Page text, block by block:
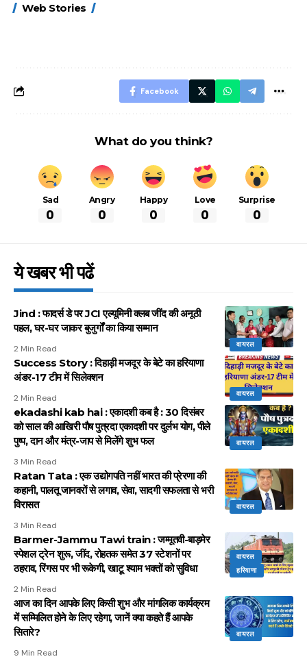
Web Stories
FASTag के ये नए
Facebook
What do you think?
Sad
0
Angry
0
Happy
0
Love
0
Surprise
0
ये खबर भी पढें
वायरल
Jind : फादर्स डे पर JCI एल्यूमिनी क्लब जींद की अनूठी
पहल, घर-घर जाकर बुजुर्गों का किया सम्मान
2 Min Read
वायरल
Success Story : दिहाड़ी मजदूर के बेटे का हरियाणा
अंडर-17 टीम में सिलेक्शन
2 Min Read
वायरल
ekadashi kab hai : एकादशी कब है : 30 दिसंबर
को साल की आखिरी पौष पुत्रदा एकादशी पर दुर्लभ योग, पीले
पुष्प, दान और मंत्र-जाप से मिलेंगे शुभ फल
3 Min Read
वायरल
Ratan Tata : एक उद्योगपति नहीं भारत की प्रेरणा की
कहानी, पालतू जानवरों से लगाव, सेवा, सादगी सफलता से भरी
विरासत
3 Min Read
वायरल
हरियाणा
Barmer-Jammu Tawi train : जम्मूतवी-बाड़मेर
स्पेशल ट्रेन शुरू, जींद, रोहतक समेत 37 स्टेशनों पर
ठहराव, रिंगस पर भी रूकेगी, खाटू श्याम भक्तों को सुविधा
2 Min Read
वायरल
आज का दिन आपके लिए किसी शुभ और मांगलिक कार्यक्रम
में सम्मिलित होने के लिए रहेगा, जानें क्या कहते हैं आपके
सितारे?
9 Min Read